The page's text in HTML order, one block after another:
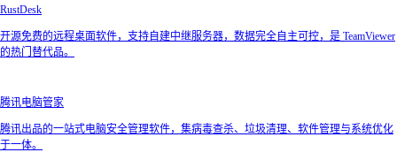
RustDesk
开源免费的远程桌面软件，支持自建中继服务器，数据完全自主可控，是 TeamViewer
的热门替代品。
腾讯电脑管家
腾讯出品的一站式电脑安全管理软件，集病毒查杀、垃圾清理、软件管理与系统优化
于一体。